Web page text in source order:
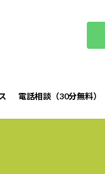
電話相談（30分無料）